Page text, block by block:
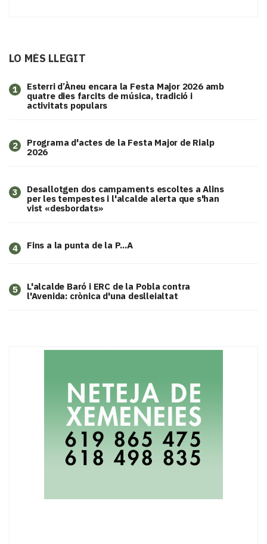
LO MÉS LLEGIT
1
Esterri d’Àneu encara la Festa Major 2026 amb
quatre dies farcits de música, tradició i
activitats populars
2
Programa d'actes de la Festa Major de Rialp
2026
3
​Desallotgen dos campaments escoltes a Alins
per les tempestes i l'alcalde alerta que s'han
vist «desbordats»
4 Fins a la punta de la P...A
5
L'alcalde Baró i ERC de la Pobla contra
l'Avenida: crònica d'una deslleialtat